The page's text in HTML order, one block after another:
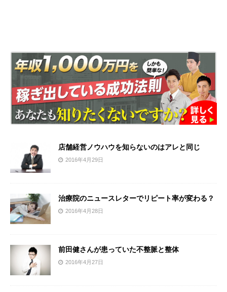
店舗経営ノウハウを知らないのはアレと同じ
2016年4月29日
治療院のニュースレターでリピート率が変わる？
2016年4月28日
前田健さんが患っていた不整脈と整体
2016年4月27日